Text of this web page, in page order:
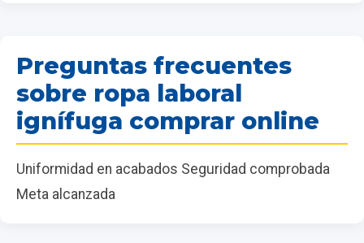
Preguntas frecuentes
sobre ropa laboral
ignífuga comprar online
Uniformidad en acabados Seguridad comprobada
Meta alcanzada